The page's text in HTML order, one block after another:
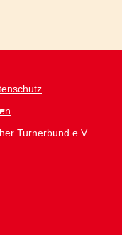
Turnerbund.e.V.